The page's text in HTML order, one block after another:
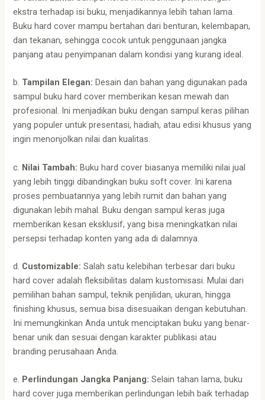
ekstra terhadap isi buku, menjadikannya lebih tahan lama.
Buku hard cover mampu bertahan dari benturan, kelembapan,
dan tekanan, sehingga cocok untuk penggunaan jangka
panjang atau penyimpanan dalam kondisi yang kurang ideal.
b. Tampilan Elegan: Desain dan bahan yang digunakan pada
sampul buku hard cover memberikan kesan mewah dan
profesional. Ini menjadikan buku dengan sampul keras pilihan
yang populer untuk presentasi, hadiah, atau edisi khusus yang
ingin menonjolkan nilai dan kualitas.
c. Nilai Tambah: Buku hard cover biasanya memiliki nilai jual
yang lebih tinggi dibandingkan buku soft cover. Ini karena
proses pembuatannya yang lebih rumit dan bahan yang
digunakan lebih mahal. Buku dengan sampul keras juga
memberikan kesan eksklusif, yang bisa meningkatkan nilai
persepsi terhadap konten yang ada di dalamnya.
d. Customizable: Salah satu kelebihan terbesar dari buku
hard cover adalah fleksibilitas dalam kustomisasi. Mulai dari
pemilihan bahan sampul, teknik penjilidan, ukuran, hingga
finishing khusus, semua bisa disesuaikan dengan kebutuhan.
Ini memungkinkan Anda untuk menciptakan buku yang benar-
benar unik dan sesuai dengan karakter publikasi atau
branding perusahaan Anda.
e. Perlindungan Jangka Panjang: Selain tahan lama, buku
hard cover juga memberikan perlindungan lebih baik terhadap